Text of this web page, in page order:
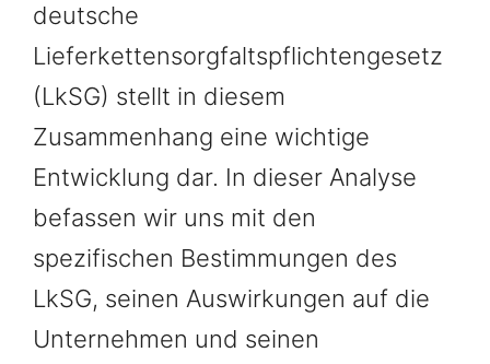
deutsche
Lieferkettensorgfaltspflichtengesetz
(LkSG) stellt in diesem
Zusammenhang eine wichtige
Entwicklung dar. In dieser Analyse
befassen wir uns mit den
spezifischen Bestimmungen des
LkSG, seinen Auswirkungen auf die
Unternehmen und seinen